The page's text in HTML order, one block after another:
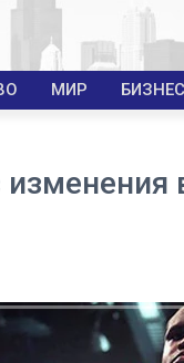
МИР БИЗНЕС
изменения